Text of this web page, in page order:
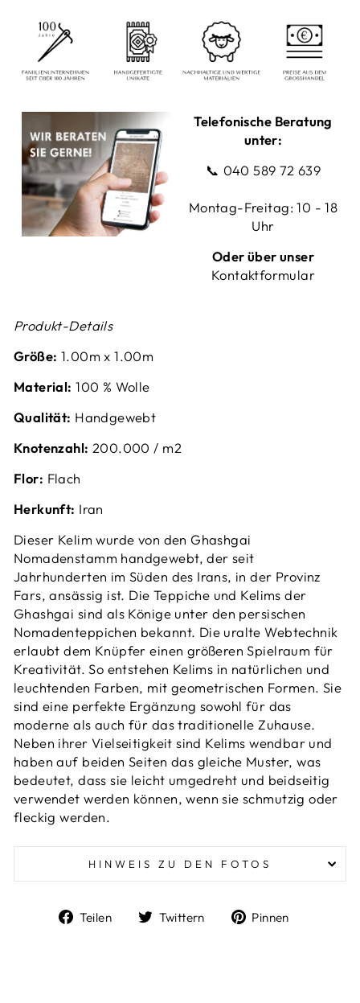
Telefonische Beratung
unter:
📞 040 589 72 639
Montag-Freitag: 10 - 18
Uhr
Oder über unser
Kontaktformular
Produkt-Details
Größe: 1.00m x 1.00m
Material: 100 % Wolle
Qualität: Handgewebt
Knotenzahl: 200.000 / m2
Flor: Flach
Herkunft: Iran
Dieser Kelim wurde von den Ghashgai
Nomadenstamm handgewebt, der seit
Jahrhunderten im Süden des Irans, in der Provinz
Fars, ansässig ist. Die Teppiche und Kelims der
Ghashgai sind als Könige unter den persischen
Nomadenteppichen bekannt. Die uralte Webtechnik
erlaubt dem Knüpfer einen größeren Spielraum für
Kreativität. So entstehen Kelims in natürlichen und
leuchtenden Farben, mit geometrischen Formen. Sie
sind eine perfekte Ergänzung sowohl für das
moderne als auch für das traditionelle Zuhause.
Neben ihrer Vielseitigkeit sind Kelims wendbar und
haben auf beiden Seiten das gleiche Muster, was
bedeutet, dass sie leicht umgedreht und beidseitig
verwendet werden können, wenn sie schmutzig oder
fleckig werden.
HINWEIS ZU DEN FOTOS
Teilen
Auf
Twittern
Auf
Pinnen